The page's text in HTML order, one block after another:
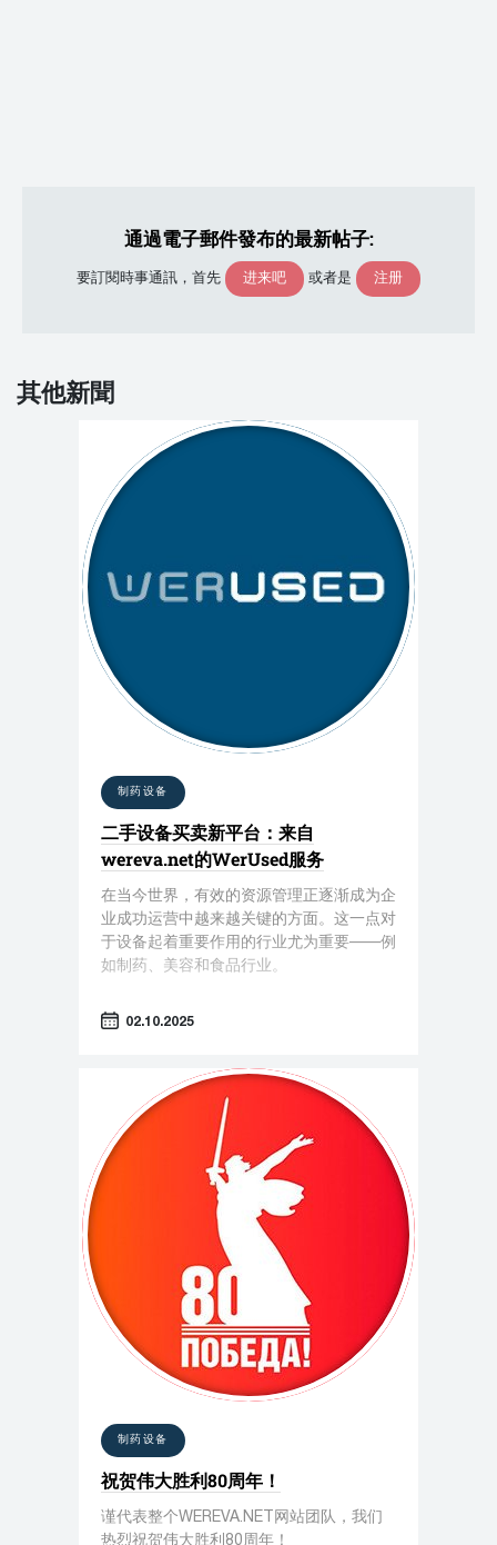
通過電子郵件發布的最新帖子:
要訂閱時事通訊，首先 进来吧 或者是 注册
其他新聞
制药设备
二手设备买卖新平台：来自
wereva.net的WerUsed服务
在当今世界，有效的资源管理正逐渐成为企
业成功运营中越来越关键的方面。这一点对
于设备起着重要作用的行业尤为重要——例
如制药、美容和食品行业。
02.10.2025
制药设备
祝贺伟大胜利80周年！
谨代表整个WEREVA.NET网站团队，我们
热烈祝贺伟大胜利80周年！